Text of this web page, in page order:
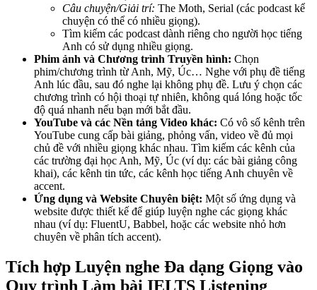
Câu chuyện/Giải trí: The Moth, Serial (các podcast kể
chuyện có thể có nhiều giọng).
Tìm kiếm các podcast dành riêng cho người học tiếng
Anh có sử dụng nhiều giọng.
Phim ảnh và Chương trình Truyền hình: Chọn
phim/chương trình từ Anh, Mỹ, Úc… Nghe với phụ đề tiếng
Anh lúc đầu, sau đó nghe lại không phụ đề. Lưu ý chọn các
chương trình có hội thoại tự nhiên, không quá lóng hoặc tốc
độ quá nhanh nếu bạn mới bắt đầu.
YouTube và các Nền tảng Video khác: Có vô số kênh trên
YouTube cung cấp bài giảng, phỏng vấn, video về đủ mọi
chủ đề với nhiều giọng khác nhau. Tìm kiếm các kênh của
các trường đại học Anh, Mỹ, Úc (ví dụ: các bài giảng công
khai), các kênh tin tức, các kênh học tiếng Anh chuyên về
accent.
Ứng dụng và Website Chuyên biệt: Một số ứng dụng và
website được thiết kế để giúp luyện nghe các giọng khác
nhau (ví dụ: FluentU, Babbel, hoặc các website nhỏ hơn
chuyên về phân tích accent).
Tích hợp Luyện nghe Đa dạng Giọng vào
Quy trình Làm bài IELTS Listening